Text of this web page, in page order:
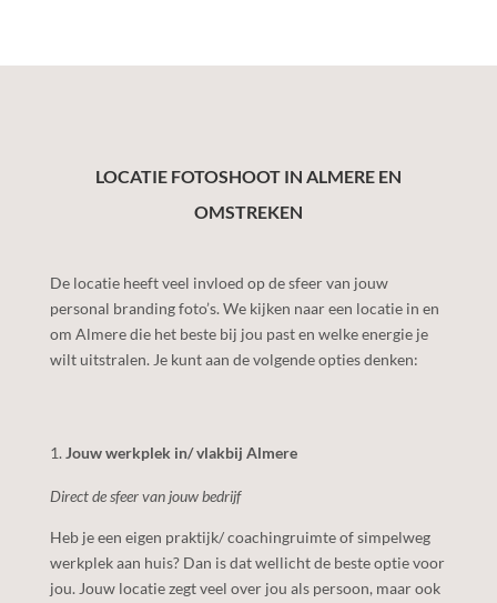
LOCATIE FOTOSHOOT IN ALMERE EN
OMSTREKEN
De locatie heeft veel invloed op de sfeer van jouw
personal branding foto’s. We kijken naar een locatie in en
om Almeredie het beste bij jou past en welke energie je
wilt uitstralen. Je kunt aan de volgende opties denken:
Jouw werkplek in/ vlakbij Almere
Direct de sfeer van jouw bedrijf
Heb je een eigen praktijk/ coachingruimte of simpelweg
werkplek aan huis? Dan is dat wellicht de beste optie voor
jou. Jouw locatie zegt veel over jou als persoon, maar ook